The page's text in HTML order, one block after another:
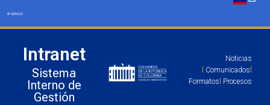
Intranet
Sistema
Interno de
Gestión
Noticias
Comunicados
Formatos Procesos